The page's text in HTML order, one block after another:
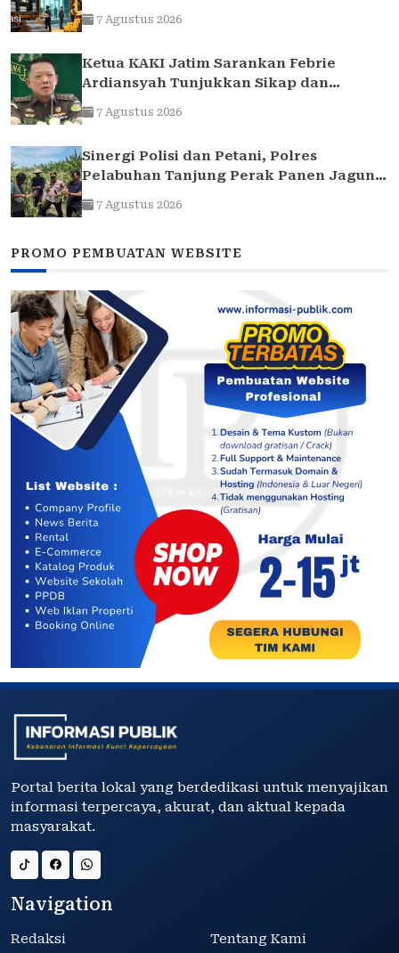
Bea Cukai Juanda
7 Agustus 2026
Ketua KAKI Jatim Sarankan Febrie
Ardiansyah Tunjukkan Sikap dan
Hormati Proses Hukum, Bukan Ajukan
Praperadilan
7 Agustus 2026
Sinergi Polisi dan Petani, Polres
Pelabuhan Tanjung Perak Panen Jagung
Pulut Ketan Ungu
7 Agustus 2026
PROMO PEMBUATAN WEBSITE
Portal berita lokal yang berdedikasi untuk menyajikan
informasi terpercaya, akurat, dan aktual kepada
masyarakat.
Navigation
Redaksi
Tentang Kami